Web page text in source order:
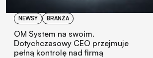
NEWSY BRANŻA
OM System na swoim.
Dotychczasowy CEO przejmuje
pełną kontrolę nad firmą